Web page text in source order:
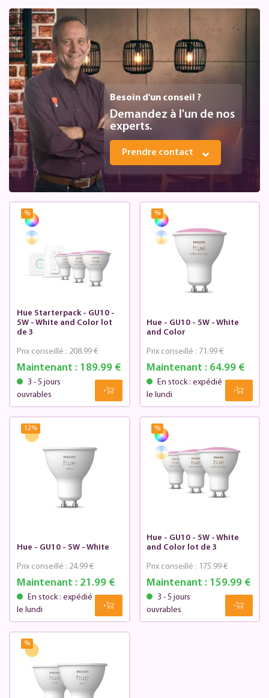
Besoin d'un conseil ?
Demandez à l'un de nos
experts.
Prendre contact
%
Hue Starterpack - GU10 -
5W - White and Color lot
de 3
Maintenant :189.99 €
Prix conseillé : 208.99 €
3 - 5 jours
ouvrables
%
Hue - GU10 - 5W - White
and Color
Maintenant : 64.99 €
Prix conseillé : 71.99 €
En stock : expédié
le lundi
12%
Hue - GU10 - 5W - White
Maintenant :21.99 €
Prix conseillé : 24.99 €
En stock : expédié
le lundi
%
Hue - GU10 - 5W - White
and Color lot de 3
Maintenant : 159.99 €
Prix conseillé : 175.99 €
3 - 5 jours
ouvrables
%